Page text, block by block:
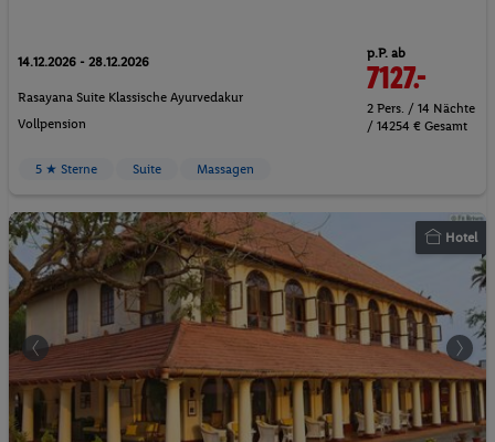
14.12.2026 - 28.12.2026
Rasayana Suite Klassische Ayurvedakur
Vollpension
p.P. ab
7127.-
2 Pers. / 14 Nächte
/ 14254 € Gesamt
5 ★ Sterne Suite Massagen
Hotel